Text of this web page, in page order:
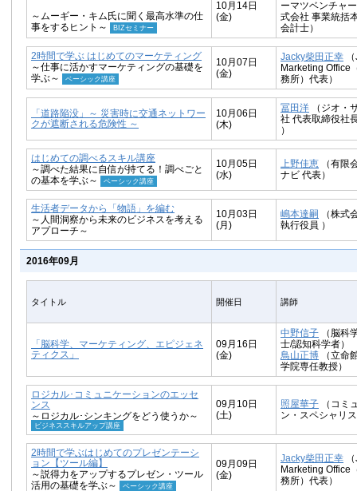
～ムーギー・キム氏に聞く最高水準の仕
事をするヒント～
BIZセミナー
10月14日
(金)
ーマツベンチャ
式会社 事業統括
会計士）
2時間で学ぶ はじめてのマーケティング
～仕事に活かすマーケティングの基礎を
学ぶ～
ベーシック講座
10月07日
(金)
Jacky柴田正幸
Marketing Office
務所）代表）
「道路陥没」～ 災害時に交通ネットワー
クが遮断される危険性 ～
10月06日
(木)
冨田洋 （ジオ・
社 代表取締役社
）
はじめての調べるスキル講座
～調べた結果に自信が持てる！調べごと
の基本を学ぶ～
ベーシック講座
10月05日
(水)
上野佳恵 （有限
ナビ 代表）
生活者データから「物語」を編む
～人間洞察から未来のビジネスを考える
アプローチ～
10月03日
(月)
嶋本達嗣
（株式
執行役員 ）
2016年09月
タイトル 開催日 講師
「脳科学、マーケティング、エピジェネ
ティクス」
09月16日
(金)
中野信子 （脳科
士/認知科学者）
鳥山正博 （立命
学院専任教授）
ロジカル･コミュニケーションのエッセ
ンス
～ロジカル･シンキングをどう使うか～
ビジネススキルアップ講座
09月10日
(土)
照屋華子 （コミ
ン・スペシャリ
2時間で学ぶはじめてのプレゼンテーシ
ョン【ツール編】
～説得力をアップするプレゼン・ツール
活用の基礎を学ぶ～
ベーシック講座
09月09日
(金)
Jacky柴田正幸
Marketing Office
務所）代表）